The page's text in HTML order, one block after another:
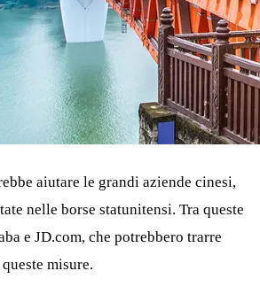
aiutare le grandi aziende cinesi,
nelle borse statunitensi. Tra queste
e JD.com, che potrebbero trarre
misure.